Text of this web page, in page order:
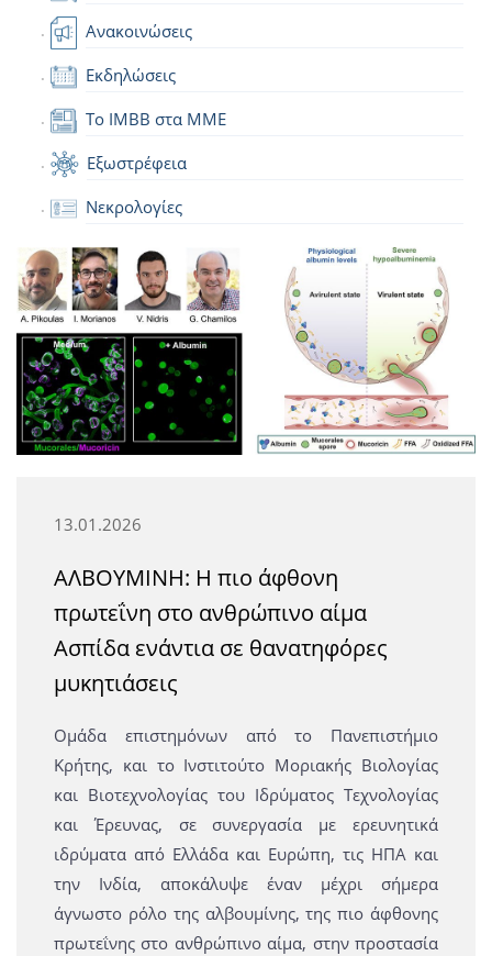
Ανακοινώσεις
Εκδηλώσεις
Το IMBB στα ΜΜΕ
Εξωστρέφεια
Νεκρολογίες
13.01.2026
ΑΛΒΟΥΜΙΝΗ: Η πιο άφθονη
πρωτεΐνη στο ανθρώπινο αίμα
Ασπίδα ενάντια σε θανατηφόρες
μυκητιάσεις
Ομάδα επιστημόνων από το Πανεπιστήμιο
Κρήτης, και το Ινστιτούτο Μοριακής Βιολογίας
και Βιοτεχνολογίας του Ιδρύματος Τεχνολογίας
και Έρευνας, σε συνεργασία με ερευνητικά
ιδρύματα από Ελλάδα και Ευρώπη, τις ΗΠΑ και
την Ινδία, αποκάλυψε έναν μέχρι σήμερα
άγνωστο ρόλο της αλβουμίνης, της πιο άφθονης
πρωτεΐνης στο ανθρώπινο αίμα, στην προστασία